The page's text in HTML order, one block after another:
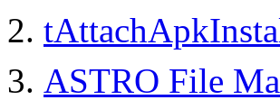
ASTRO File